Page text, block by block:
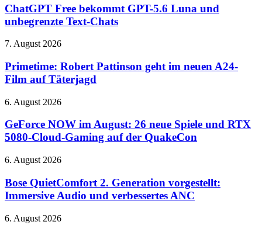
bekommt
GPT-
5.6
und
Text-
Chats
ChatGPT Free bekommt GPT-5.6 Luna und
unbegrenzte Text-Chats
Primetime:
Pattinson
geht
im
A24-
auf
Täterjagd
7. August 2026
Primetime: Robert Pattinson geht im neuen A24-
Film auf Täterjagd
GeForce
im
August:
26
Spiele
RTX
5080-
Gaming
6. August 2026
GeForce NOW im August: 26 neue Spiele und RTX
5080-Cloud-Gaming auf der QuakeCon
Bose
2.
Generation
vorgestellt:
Audio
6. August 2026
Bose QuietComfort 2. Generation vorgestellt:
Immersive Audio und verbessertes ANC
Erster
6. August 2026